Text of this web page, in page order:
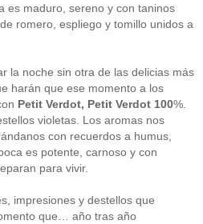
es maduro, sereno y con taninos
romero, espliego y tomillo unidos a
la noche sin otra de las delicias más
harán que ese momento a los
Petit Verdot, Petit Verdot 100%.
violetas. Los aromas nos
con recuerdos a humus,
es potente, carnoso y con
para vivir.
impresiones y destellos que
que… año tras año